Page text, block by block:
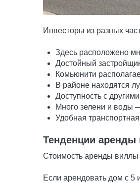
Инвесторы из разных
Здесь расположено
Достойный
Комьюнити
В районе находятся
Доступность с
Много зелени и воды
Удобная
Тенденции аренды
Стоимость аренды виллы
Если арендовать дом с 5